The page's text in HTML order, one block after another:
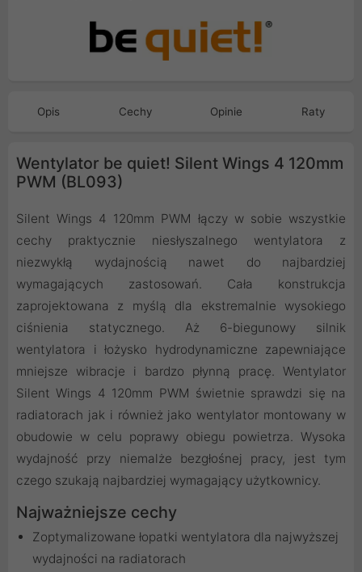
Opis Cechy Opinie Raty
Wentylator be quiet! Silent Wings 4 120mm
PWM (BL093)
Silent Wings 4 120mm PWM łączy w sobie wszystkie
cechy praktycznie niesłyszalnego wentylatora z
niezwykłą wydajnością nawet do najbardziej
wymagających zastosowań. Cała konstrukcja
zaprojektowana z myślą dla ekstremalnie wysokiego
ciśnienia statycznego. Aż 6-biegunowy silnik
wentylatora i łożysko hydrodynamiczne zapewniające
mniejsze wibracje i bardzo płynną pracę. Wentylator
Silent Wings 4 120mm PWM świetnie sprawdzi się na
radiatorach jak i również jako wentylator montowany w
obudowie w celu poprawy obiegu powietrza. Wysoka
wydajność przy niemalże bezgłośnej pracy, jest tym
czego szukają najbardziej wymagający użytkownicy.
Najważniejsze cechy
Zoptymalizowane łopatki wentylatora dla najwyższej
wydajności na radiatorach